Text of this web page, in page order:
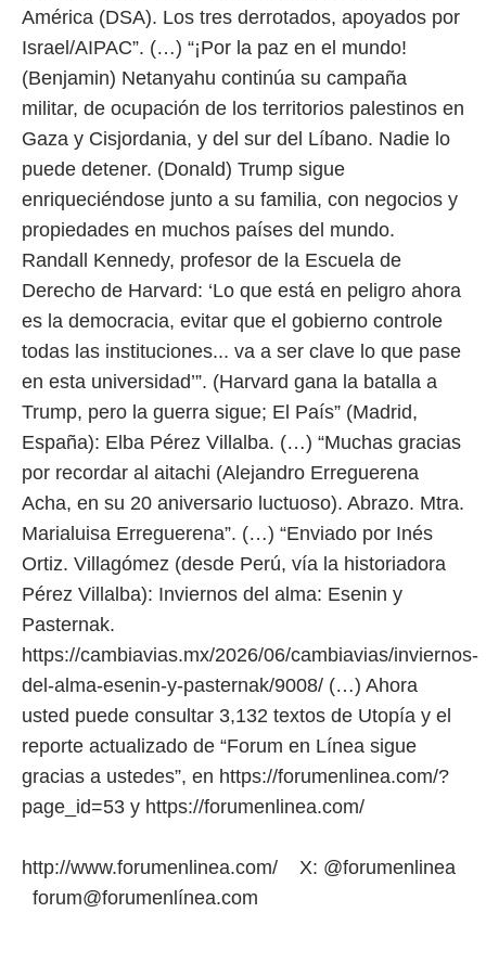
América (DSA). Los tres derrotados, apoyados por
Israel/AIPAC”. (…) “¡Por la paz en el mundo!
(Benjamin) Netanyahu continúa su campaña
militar, de ocupación de los territorios palestinos en
Gaza y Cisjordania, y del sur del Líbano. Nadie lo
puede detener. (Donald) Trump sigue
enriqueciéndose junto a su familia, con negocios y
propiedades en muchos países del mundo.
Randall Kennedy, profesor de la Escuela de
Derecho de Harvard: ‘Lo que está en peligro ahora
es la democracia, evitar que el gobierno controle
todas las instituciones... va a ser clave lo que pase
en esta universidad’”. (Harvard gana la batalla a
Trump, pero la guerra sigue; El País” (Madrid,
España): Elba Pérez Villalba. (…) “Muchas gracias
por recordar al aitachi (Alejandro Erreguerena
Acha, en su 20 aniversario luctuoso). Abrazo. Mtra.
Marialuisa Erreguerena”. (…) “Enviado por Inés
Ortiz. Villagómez (desde Perú, vía la historiadora
Pérez Villalba): Inviernos del alma: Esenin y
Pasternak.
https://cambiavias.mx/2026/06/cambiavias/inviernos-
del-alma-esenin-y-pasternak/9008/ (…) Ahora
usted puede consultar 3,132 textos de Utopía y el
reporte actualizado de “Forum en Línea sigue
gracias a ustedes”, en https://forumenlinea.com/?
page_id=53 y https://forumenlinea.com/
http://www.forumenlinea.com/ X: @forumenlinea
forum@forumenlínea.com